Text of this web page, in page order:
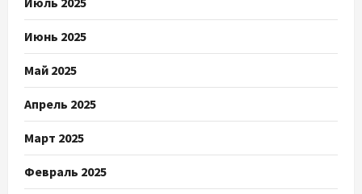
Июнь 2025
Май 2025
Апрель 2025
Март 2025
Февраль 2025